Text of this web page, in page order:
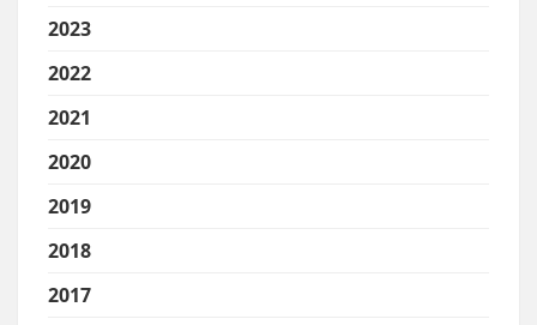
2023
2022
2021
2020
2019
2018
2017